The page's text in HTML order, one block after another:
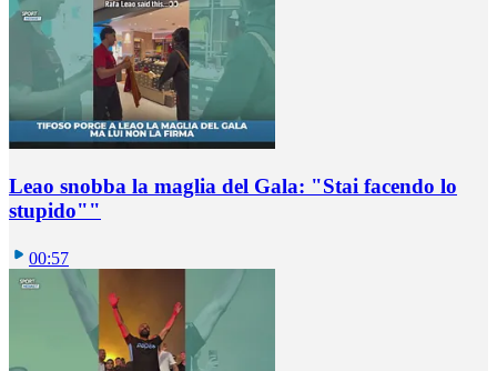
Leao snobba la maglia del Gala: "Stai facendo lo
stupido""
00:57